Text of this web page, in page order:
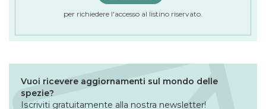
per richiedere l'accesso al listino riservato.
Vuoi ricevere aggiornamenti sul mondo delle
spezie?
Iscriviti gratuitamente alla nostra newsletter!